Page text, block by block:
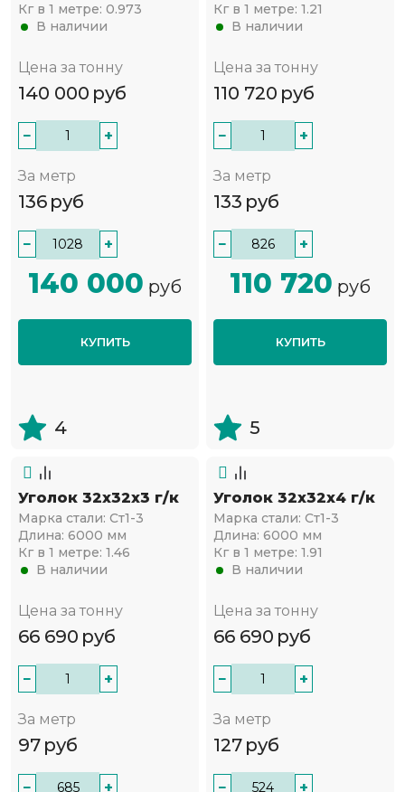
Кг в 1 метре: 0.973
В наличии
Цена за тонну
140 000 руб
− +
За метр
136 руб
− +
140 000 руб
КУПИТЬ
4
Кг в 1 метре: 1.21
В наличии
Цена за тонну
110 720 руб
− +
За метр
133 руб
− +
110 720 руб
КУПИТЬ
5
Уголок 32х32х3 г/к
Марка стали: Ст1-3
Длина: 6000 мм
Кг в 1 метре: 1.46
В наличии
Цена за тонну
66 690 руб
− +
За метр
97 руб
− +
Уголок 32х32х4 г/к
Марка стали: Ст1-3
Длина: 6000 мм
Кг в 1 метре: 1.91
В наличии
Цена за тонну
66 690 руб
− +
За метр
127 руб
− +